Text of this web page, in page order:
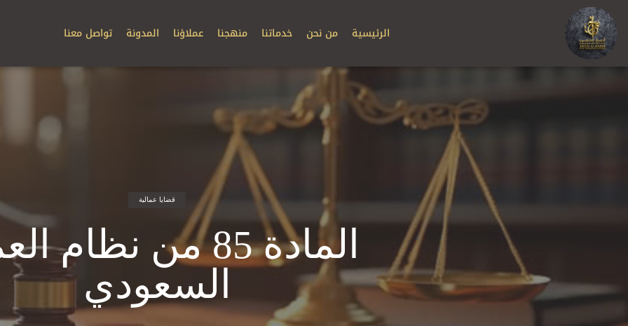
الرئيسية من نحن خدماتنا منهجنا عملاؤنا المدونة تواصل معنا
قضايا عمالية
المادة 85 من نظام
السعودي